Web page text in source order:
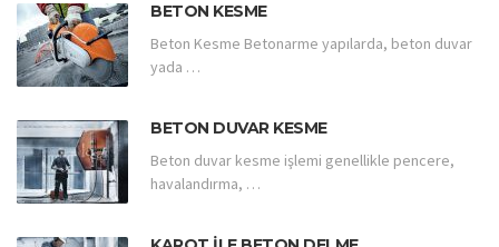
BETON KESME
Beton Kesme Betonarme yapılarda, beton duvar
yada …
BETON DUVAR KESME
Beton duvar kesme işlemi genellikle pencere,
havalandırma, …